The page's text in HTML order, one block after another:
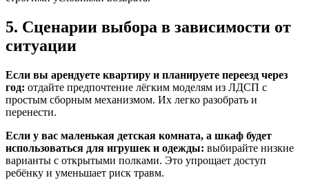
5. Сценарии выбора в зависимости от
ситуации
Если вы арендуете квартиру и планируете переезд через
год: отдайте предпочтение лёгким моделям из ЛДСП с
простым сборным механизмом. Их легко разобрать и
перенести.
Если у вас маленькая детская комната, а шкаф будет
использоваться для игрушек и одежды: выбирайте низкие
варианты с открытыми полками. Это упрощает доступ
ребёнку и уменьшает риск травм.